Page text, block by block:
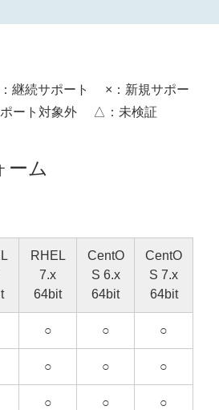
継続サポート ×：新規サポー
ート対象外 △：未検証
ーム
RHEL
7.x
64bit
CentO
S 6.x
64bit
CentO
S 7.x
64bit
○ ○ ○
○ ○ ○
○ ○ ○